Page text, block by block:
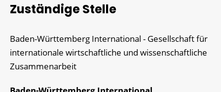
Zuständige Stelle
Baden-Württemberg International - Gesellschaft für
internationale wirtschaftliche und wissenschaftliche
Zusammenarbeit